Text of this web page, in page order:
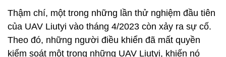
Thậm chí, một trong những lần thử nghiệm đầu tiên
của UAV Liutyi vào tháng 4/2023 còn xảy ra sự cố.
Theo đó, những người điều khiển đã mất quyền
kiểm soát một trong những UAV Liutyi, khiến nó